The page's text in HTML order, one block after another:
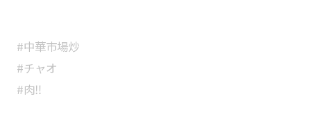
⁡ #中華市場炒 ⁡
⁡ #チャオ ⁡
⁡ #肉‼︎